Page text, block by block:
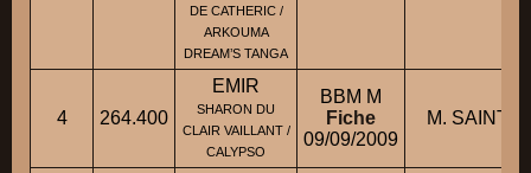
DE CATHERIC /
ARKOUMA
DREAM’S TANGA
4 264.400
EMIR
SHARON DU
CLAIR VAILLANT /
CALYPSO
BBM M
Fiche
09/09/2009
M. SAINT